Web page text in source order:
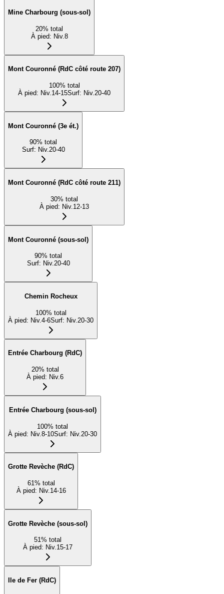
Mine Charbourg (sous-sol)
20% total
À pied: Niv.8
Mont Couronné (RdC côté route 207)
100% total
À pied: Niv.14-15Surf: Niv.20-40
Mont Couronné (3e ét.)
90% total
Surf: Niv.20-40
Mont Couronné (RdC côté route 211)
30% total
À pied: Niv.12-13
Mont Couronné (sous-sol)
90% total
Surf: Niv.20-40
Chemin Rocheux
100% total
À pied: Niv.4-6Surf: Niv.20-30
Entrée Charbourg (RdC)
20% total
À pied: Niv.6
Entrée Charbourg (sous-sol)
100% total
À pied: Niv.8-10Surf: Niv.20-30
Grotte Revèche (RdC)
61% total
À pied: Niv.14-16
Grotte Revèche (sous-sol)
51% total
À pied: Niv.15-17
Ile de Fer (RdC)